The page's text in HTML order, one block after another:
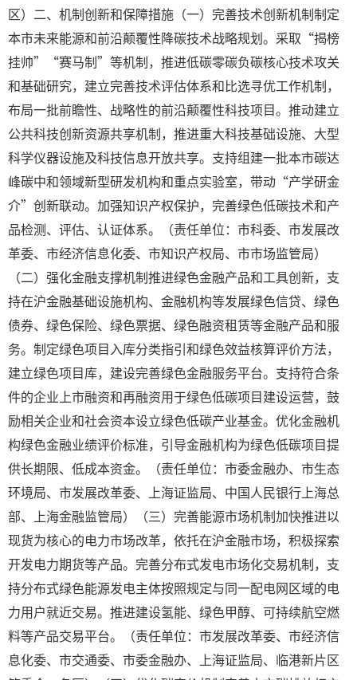
区）二、机制创新和保障措施（一）完善技术创新机制制定
本市未来能源和前沿颠覆性降碳技术战略规划。采取“揭榜
挂帅”“赛马制”等机制，推进低碳零碳负碳核心技术攻关
和基础研究，建立完善技术评估体系和比选寻优工作机制，
布局一批前瞻性、战略性的前沿颠覆性科技项目。推动建立
公共科技创新资源共享机制，推进重大科技基础设施、大型
科学仪器设施及科技信息开放共享。支持组建一批本市碳达
峰碳中和领域新型研发机构和重点实验室，带动“产学研金
介”创新联动。加强知识产权保护，完善绿色低碳技术和产
品检测、评估、认证体系。（责任单位：市科委、市发展改
革委、市经济信息化委、市知识产权局、市市场监管局）
（二）强化金融支撑机制推进绿色金融产品和工具创新，支
持在沪金融基础设施机构、金融机构等发展绿色信贷、绿色
债券、绿色保险、绿色票据、绿色融资租赁等金融产品和服
务。制定绿色项目入库分类指引和绿色效益核算评价方法，
建立绿色项目库，建设完善绿色金融服务平台。支持符合条
件的企业上市融资和再融资用于绿色低碳项目建设运营，鼓
励相关企业和社会资本设立绿色低碳产业基金。优化金融机
构绿色金融业绩评价标准，引导金融机构为绿色低碳项目提
供长期限、低成本资金。（责任单位：市委金融办、市生态
环境局、市发展改革委、上海证监局、中国人民银行上海总
部、上海金融监管局）（三）完善能源市场机制加快推进以
现货为核心的电力市场改革，依托在沪金融市场，积极探索
开发电力期货等产品。完善分布式发电市场化交易机制，支
持分布式绿色能源发电主体按照规定与同一配电网区域的电
力用户就近交易。推进建设氢能、绿色甲醇、可持续航空燃
料等产品交易平台。（责任单位：市发展改革委、市经济信
息化委、市交通委、市委金融办、上海证监局、临港新片区